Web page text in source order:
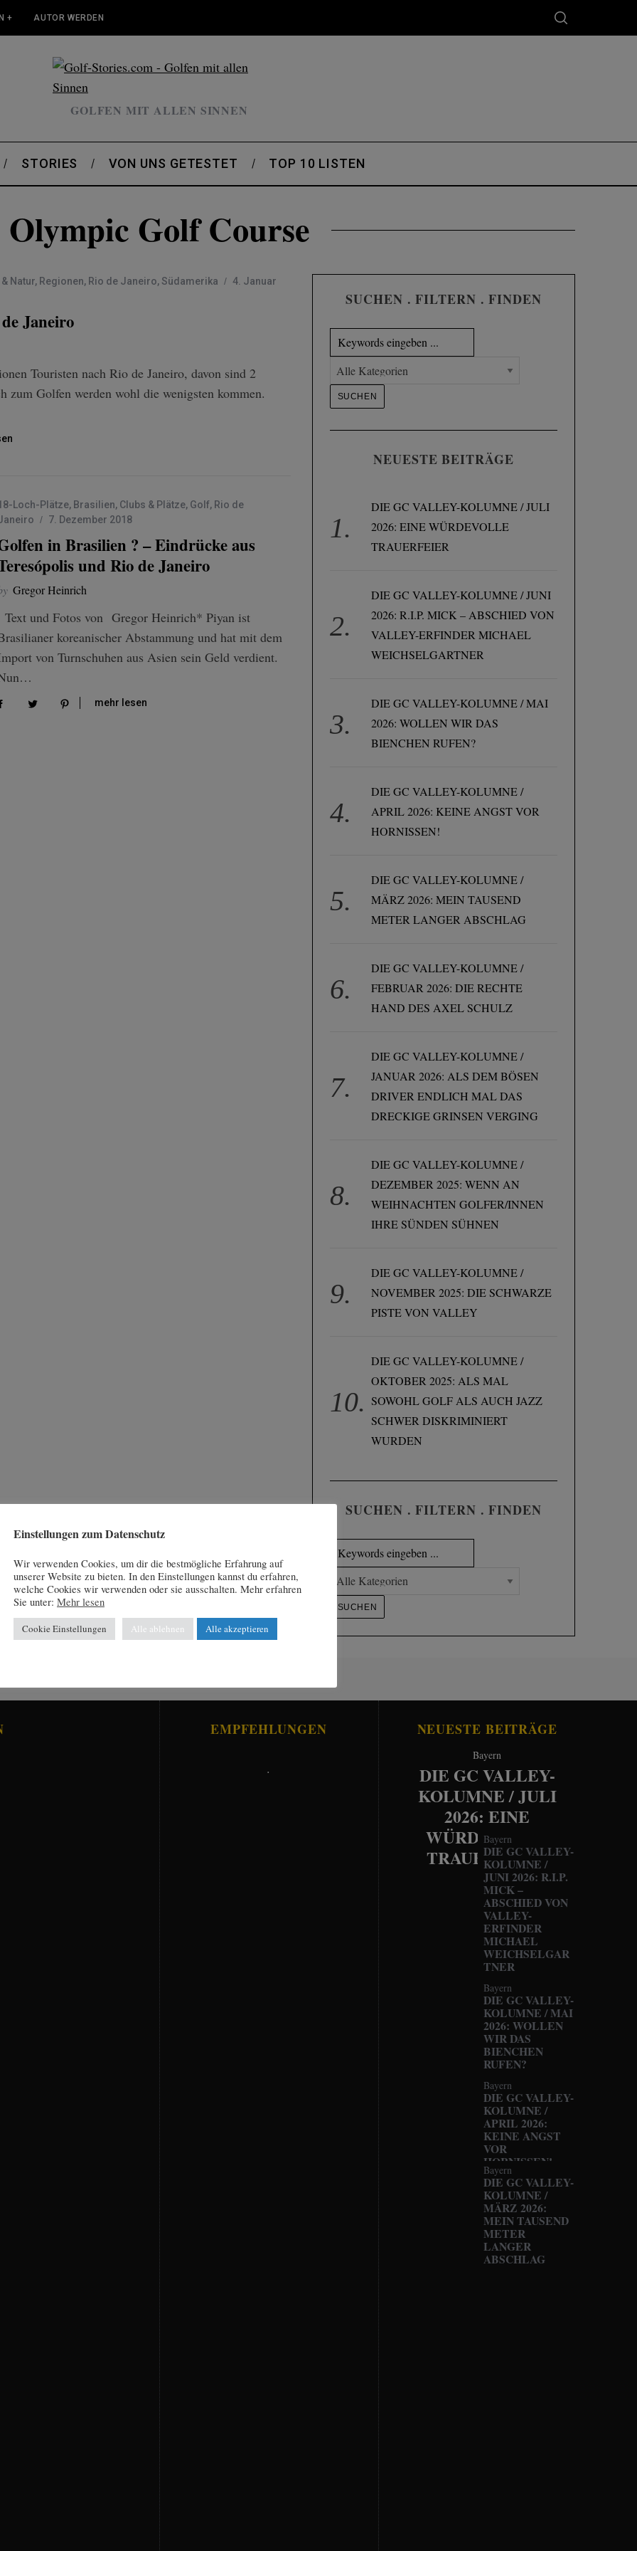
+ AUTOR WERDEN
GOLFEN MIT ALLEN SINNEN
STORIES VON UNS GETESTET TOP 10 LISTEN
Olympic Golf Course
Natur, Regionen, Rio de Janeiro, Südamerika
4. Januar
Janeiro
Touristen nach Rio de Janeiro, davon sind 2
Golfen werden wohl die wenigsten kommen.
Loch-Plätze, Brasilien, Clubs & Plätze, Golf, Rio de
7. Dezember 2018
in Brasilien ? – Eindrücke aus
und Rio de Janeiro
Gregor Heinrich
Text und Fotos von Gregor Heinrich* Piyan ist
koreanischer Abstammung und hat mit dem
von Turnschuhen aus Asien sein Geld verdient.
mehr lesen
SUCHEN . FILTERN . FINDEN
NEUESTE BEITRÄGE
DIE GC VALLEY-KOLUMNE / JULI
2026: EINE WÜRDEVOLLE
TRAUERFEIER
DIE GC VALLEY-KOLUMNE / JUNI
2026: R.I.P. MICK – ABSCHIED VON
VALLEY-ERFINDER MICHAEL
WEICHSELGARTNER
DIE GC VALLEY-KOLUMNE / MAI
2026: WOLLEN WIR DAS
BIENCHEN RUFEN?
DIE GC VALLEY-KOLUMNE /
APRIL 2026: KEINE ANGST VOR
HORNISSEN!
DIE GC VALLEY-KOLUMNE /
MÄRZ 2026: MEIN TAUSEND
METER LANGER ABSCHLAG
DIE GC VALLEY-KOLUMNE /
FEBRUAR 2026: DIE RECHTE
HAND DES AXEL SCHULZ
DIE GC VALLEY-KOLUMNE /
JANUAR 2026: ALS DEM BÖSEN
DRIVER ENDLICH MAL DAS
DRECKIGE GRINSEN VERGING
DIE GC VALLEY-KOLUMNE /
DEZEMBER 2025: WENN AN
WEIHNACHTEN GOLFER/INNEN
IHRE SÜNDEN SÜHNEN
DIE GC VALLEY-KOLUMNE /
NOVEMBER 2025: DIE SCHWARZE
PISTE VON VALLEY
DIE GC VALLEY-KOLUMNE /
OKTOBER 2025: ALS MAL
SOWOHL GOLF ALS AUCH JAZZ
SCHWER DISKRIMINIERT
WURDEN
SUCHEN . FILTERN . FINDEN
EMPFEHLUNGEN
.
NEUESTE BEITRÄGE
Bayern
DIE GC VALLEY-
KOLUMNE / JULI
2026: EINE
WÜRDEVOLLE
TRAUERFEIER
Bayern
DIE GC VALLEY-
KOLUMNE /
JUNI 2026: R.I.P.
MICK –
ABSCHIED VON
VALLEY-
ERFINDER
MICHAEL
WEICHSELGAR
TNER
Bayern
DIE GC VALLEY-
KOLUMNE / MAI
2026: WOLLEN
WIR DAS
BIENCHEN
RUFEN?
Bayern
DIE GC VALLEY-
KOLUMNE /
APRIL 2026:
KEINE ANGST
VOR
HORNISSEN!
Bayern
DIE GC VALLEY-
KOLUMNE /
MÄRZ 2026:
MEIN TAUSEND
METER
LANGER
ABSCHLAG
Einstellungen zum Datenschutz
Wir verwenden Cookies, um dir die bestmögliche Erfahrung auf
unserer Website zu bieten. In den Einstellungen kannst du erfahren,
welche Cookies wir verwenden oder sie ausschalten. Mehr erfahren
Sie unter: Mehr lesen
Cookie Einstellungen Alle ablehnen Alle akzeptieren